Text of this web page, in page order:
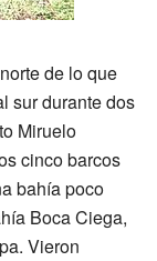
de lo que
sur durante dos
Miruelo
cinco barcos
bahía poco
Boca Ciega,
Vieron